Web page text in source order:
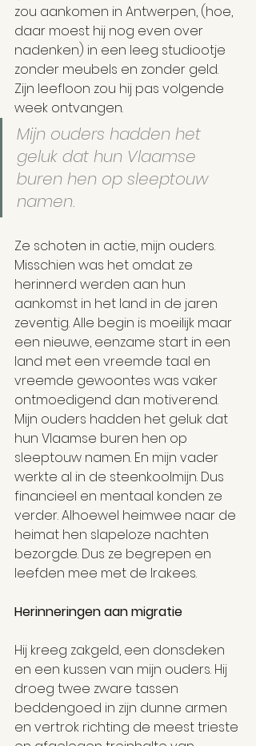
zou aankomen in Antwerpen, (hoe,
daar moest hij nog even over
nadenken) in een leeg studiootje
zonder meubels en zonder geld.
Zijn leefloon zou hij pas volgende
week ontvangen.
Mijn ouders hadden het
geluk dat hun Vlaamse
buren hen op sleeptouw
namen.
Ze schoten in actie, mijn ouders.
Misschien was het omdat ze
herinnerd werden aan hun
aankomst in het land in de jaren
zeventig. Alle begin is moeilijk maar
een nieuwe, eenzame start in een
land met een vreemde taal en
vreemde gewoontes was vaker
ontmoedigend dan motiverend.
Mijn ouders hadden het geluk dat
hun Vlaamse buren hen op
sleeptouw namen. En mijn vader
werkte al in de steenkoolmijn. Dus
financieel en mentaal konden ze
verder. Alhoewel heimwee naar de
heimat hen slapeloze nachten
bezorgde. Dus ze begrepen en
leefden mee met de Irakees.
Herinneringen aan migratie
Hij kreeg zakgeld, een donsdeken
en een kussen van mijn ouders. Hij
droeg twee zware tassen
beddengoed in zijn dunne armen
en vertrok richting de meest trieste